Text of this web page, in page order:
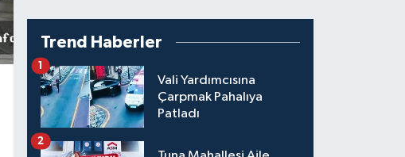
Trend Haberler
Vali Yardımcısına
Çarpmak Pahalıya
Patladı
1
2